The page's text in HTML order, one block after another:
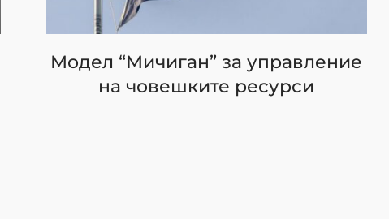
Модел “Мичиган” за управление
на човешките ресурси